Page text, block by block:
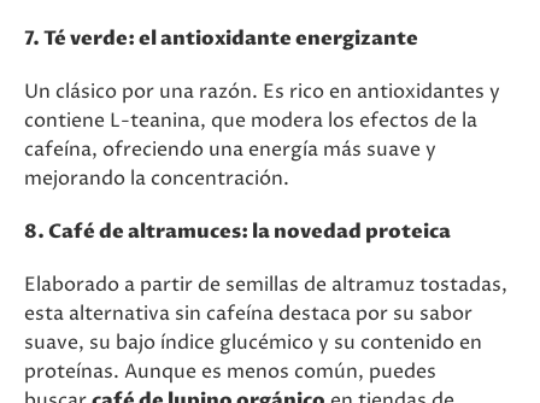
7. Té verde: el antioxidante energizante
Un clásico por una razón. Es rico en antioxidantes y
contiene L-teanina, que modera los efectos de la
cafeína, ofreciendo una energía más suave y
mejorando la concentración.
8. Café de altramuces: la novedad proteica
Elaborado a partir de semillas de altramuz tostadas,
esta alternativa sin cafeína destaca por su sabor
suave, su bajo índice glucémico y su contenido en
proteínas. Aunque es menos común, puedes